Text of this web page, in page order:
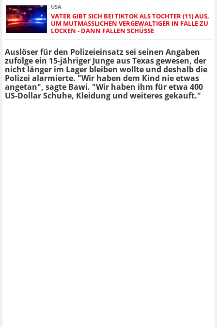
USA
VATER GIBT SICH BEI TIKTOK ALS TOCHTER (11) AUS,
UM MUTMASSLICHEN VERGEWALTIGER IN FALLE ZU L
OCKEN - DANN FALLEN SCHÜSSE
Auslöser für den Polizeieinsatz sei seinen Angaben
zufolge ein 15-jähriger Junge aus Texas gewesen, der
nicht länger im Lager bleiben wollte und deshalb die
Polizei alarmierte. "Wir haben dem Kind nie etwas
angetan", sagte Bawi. "Wir haben ihm für etwa 400
US-Dollar Schuhe, Kleidung und weiteres gekauft."